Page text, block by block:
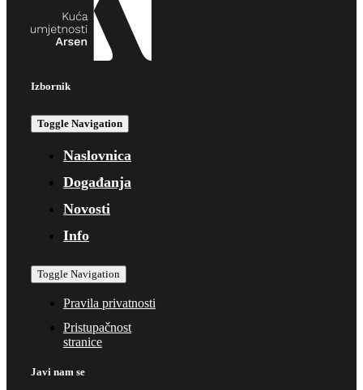
Izbornik
Toggle Navigation
Naslovnica
Događanja
Novosti
Info
Toggle Navigation
Pravila privatnosti
Pristupačnost
stranice
Javi nam se